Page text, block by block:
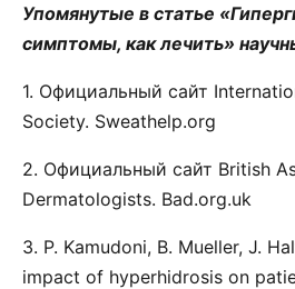
Упомянутые в статье
симптомы, как лечить»
1. Официальный сайт
Society. Sweathelp.org
2. Официальный сайт British
Dermatologists. Bad.org.uk
3. P. Kamudoni, B. Mueller, J.
impact of hyperhidrosis on